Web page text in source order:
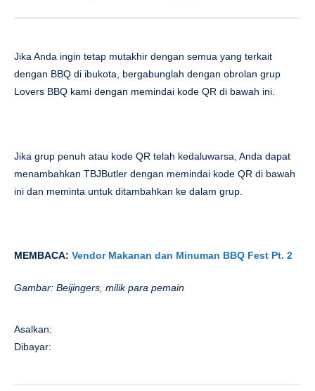
Jika Anda ingin tetap mutakhir dengan semua yang terkait
dengan BBQ di ibukota, bergabunglah dengan obrolan grup
Lovers BBQ kami dengan memindai kode QR di bawah ini.
Jika grup penuh atau kode QR telah kedaluwarsa, Anda dapat
menambahkan TBJButler dengan memindai kode QR di bawah
ini dan meminta untuk ditambahkan ke dalam grup.
MEMBACA: Vendor Makanan dan Minuman BBQ Fest Pt. 2
Gambar: Beijingers, milik para pemain
Asalkan:
Dibayar: